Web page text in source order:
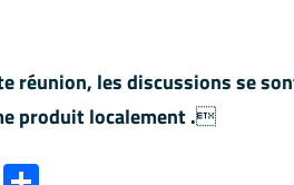
réunion, les discussions se
produit localement .